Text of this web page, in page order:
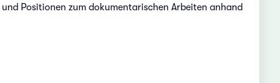
Positionen zum dokumentarischen Arbeiten anhand